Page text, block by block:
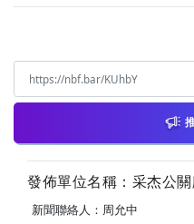
發佈單位名稱：采杰公
新聞聯絡人：周允中